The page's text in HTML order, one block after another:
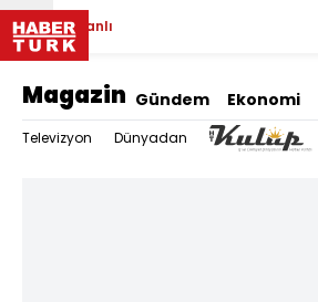
Canlı
Magazin Gündem Ekonomi
Televizyon Dünyadan